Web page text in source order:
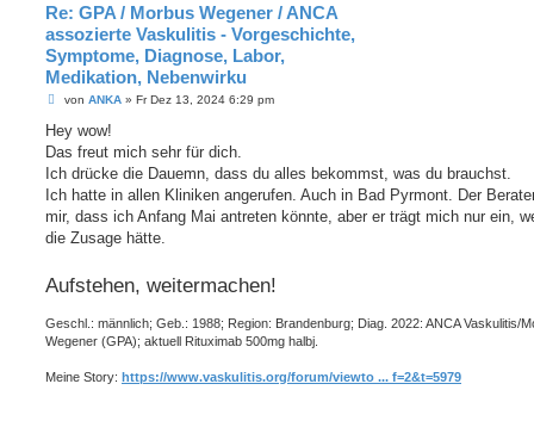
Re: GPA / Morbus Wegener / ANCA
assozierte Vaskulitis - Vorgeschichte,
Symptome, Diagnose, Labor,
Medikation, Nebenwirku
B
i
r
a
von ANKA» Fr Dez 13, 2024 6:29 pm
Hey wow!
Das freut mich sehr für dich.
Ich drücke die Dauemn, dass du alles bekommst, was du brauchst.
Ich hatte in allen Kliniken angerufen. Auch in Bad Pyrmont. Der
mir, dass ich Anfang Mai antreten könnte, aber er trägt mich nur ein,
die Zusage hätte.
Aufstehen, weitermachen!
Geschl.: männlich; Geb.: 1988; Region: Brandenburg; Diag. 2022: ANCA Vaskulitis/
Wegener (GPA); aktuell Rituximab 500mg halbj.
Meine Story: https://www.vaskulitis.org/forum/viewto ... f=2&t=5979